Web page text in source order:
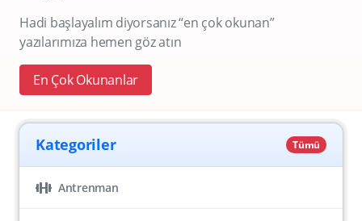
Hadi başlayalım diyorsanız “en çok okunan”
yazılarımıza hemen göz atın
En Çok Okunanlar
Kategoriler Tümü
Antrenman